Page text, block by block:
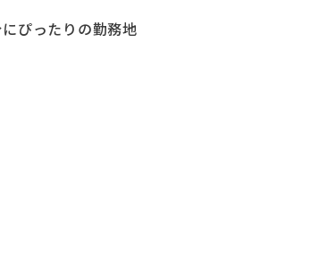
ぴったりの勤務地